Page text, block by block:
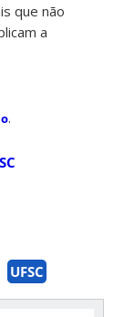
que não
a
.
UFSC